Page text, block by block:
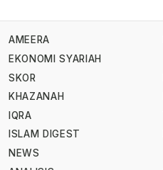
AMEERA
EKONOMI SYARIAH
SKOR
KHAZANAH
IQRA
ISLAM DIGEST
NEWS